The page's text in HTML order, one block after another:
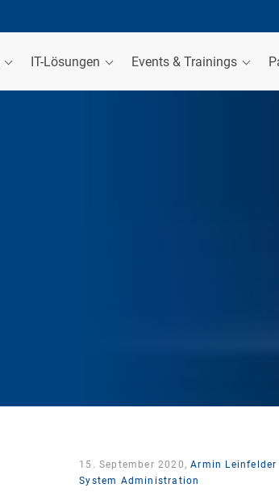
IT-Lösungen Events & Trainings
15. September 2020,Armin Leinfelder
System Administration